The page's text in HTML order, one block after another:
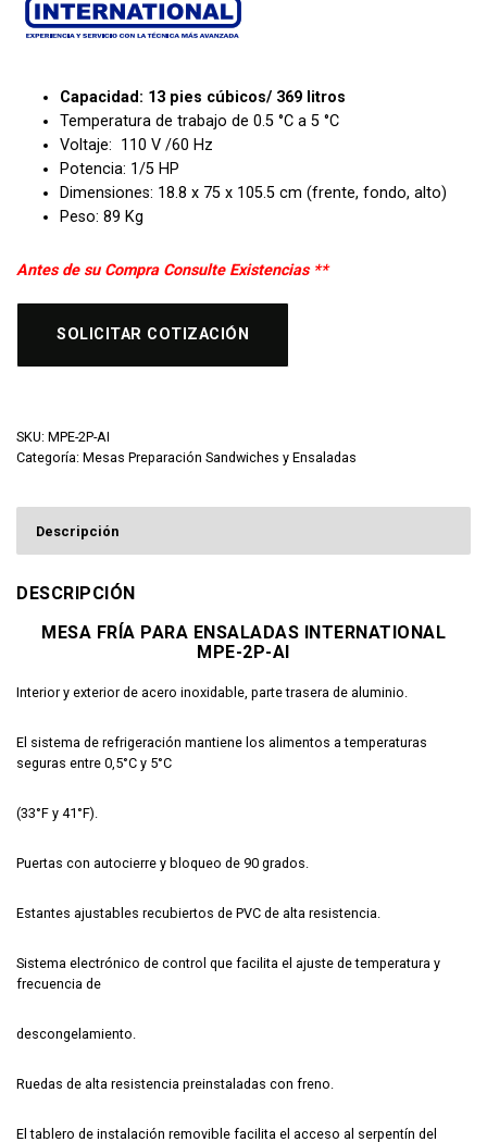
Capacidad: 13 pies cúbicos/ 369 litros
Temperatura de trabajo de 0.5 °C a 5 °C
Voltaje: 110 V /60 Hz
Potencia: 1/5 HP
Dimensiones: 18.8 x 75 x 105.5 cm (frente, fondo, alto)
Peso: 89 Kg
Antes de su Compra Consulte Existencias **
SOLICITAR COTIZACIÓN
SKU: MPE-2P-AI
Categoría: Mesas Preparación Sandwiches y Ensaladas
Descripción
DESCRIPCIÓN
MESA FRÍA PARA ENSALADAS INTERNATIONAL
MPE-2P-AI
Interior y exterior de acero inoxidable, parte trasera de aluminio.
El sistema de refrigeración mantiene los alimentos a temperaturas
seguras entre 0,5°C y 5°C
(33°F y 41°F).
Puertas con autocierre y bloqueo de 90 grados.
Estantes ajustables recubiertos de PVC de alta resistencia.
Sistema electrónico de control que facilita el ajuste de temperatura y
frecuencia de
descongelamiento.
Ruedas de alta resistencia preinstaladas con freno.
El tablero de instalación removible facilita el acceso al serpentín del